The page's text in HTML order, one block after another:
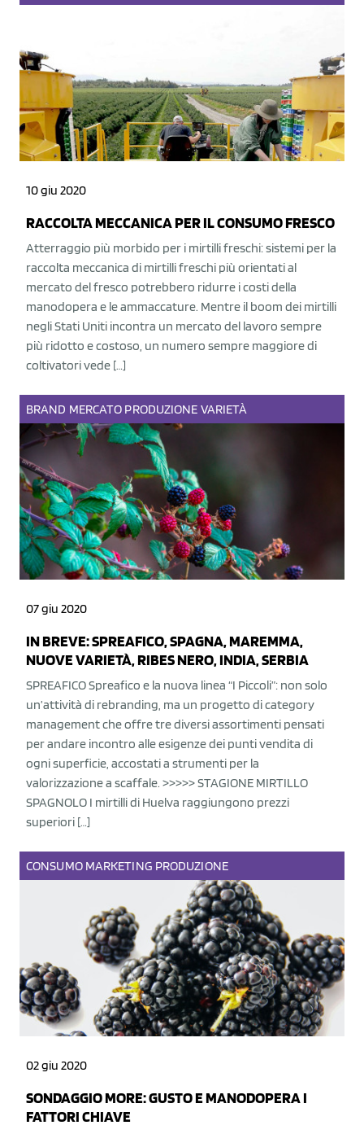
10 giu 2020
RACCOLTA MECCANICA PER IL CONSUMO FRESCO
Atterraggio più morbido per i mirtilli freschi: sistemi per la
raccolta meccanica di mirtilli freschi più orientati al
mercato del fresco potrebbero ridurre i costi della
manodopera e le ammaccature. Mentre il boom dei mirtilli
negli Stati Uniti incontra un mercato del lavoro sempre
più ridotto e costoso, un numero sempre maggiore di
coltivatori vede […]
BRAND MERCATO PRODUZIONE VARIETÀ
07 giu 2020
IN BREVE: SPREAFICO, SPAGNA, MAREMMA,
NUOVE VARIETÀ, RIBES NERO, INDIA, SERBIA
SPREAFICO Spreafico e la nuova linea “I Piccoli”: non solo
un’attività di rebranding, ma un progetto di category
management che offre tre diversi assortimenti pensati
per andare incontro alle esigenze dei punti vendita di
ogni superficie, accostati a strumenti per la
valorizzazione a scaffale. >>>>> STAGIONE MIRTILLO
SPAGNOLO I mirtilli di Huelva raggiungono prezzi
superiori […]
CONSUMO MARKETING PRODUZIONE
02 giu 2020
SONDAGGIO MORE: GUSTO E MANODOPERA I
FATTORI CHIAVE